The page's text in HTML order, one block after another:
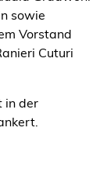
sowie
Vorstand
Cuturi
in der